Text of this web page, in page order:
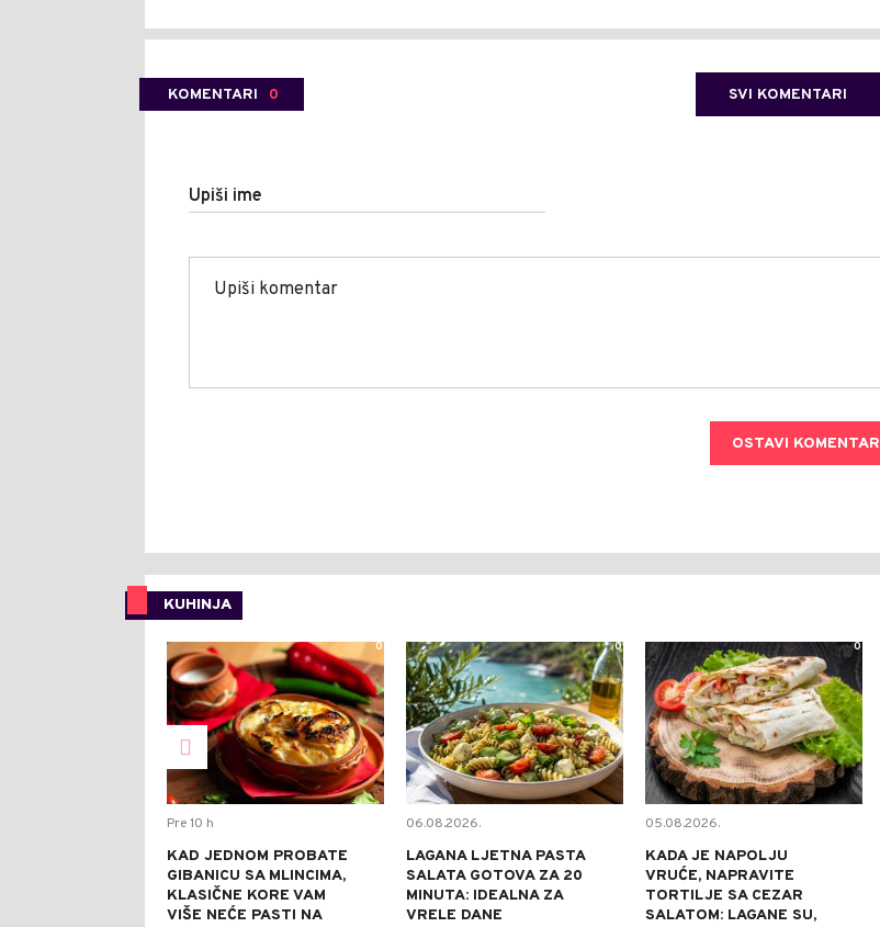
KOMENTARI 0 SVI KOMENTARI
Upiši ime
OSTAVI KOMENTAR
KUHINJA
0
Pre 10 h
KAD JEDNOM PROBATE
GIBANICU SA MLINCIMA,
KLASIČNE KORE VAM
VIŠE NEĆE PASTI NA
0
06.08.2026.
LAGANA LJETNA PASTA
SALATA GOTOVA ZA 20
MINUTA: IDEALNA ZA
VRELE DANE
0
05.08.2026.
KADA JE NAPOLJU
VRUĆE, NAPRAVITE
TORTILJE SA CEZAR
SALATOM: LAGANE SU,